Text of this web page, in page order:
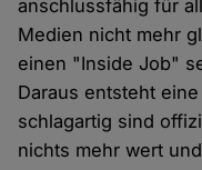
anschlussfähig für
Medien nicht mehr
einen "Inside Job"
Daraus entsteht
schlagartig sind
nichts mehr wert